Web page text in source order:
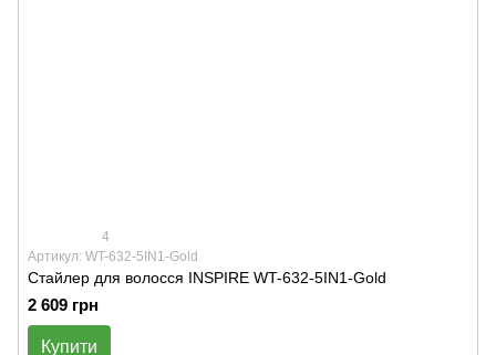
4
Артикул: WT-632-5IN1-Gold
Стайлер для волосся INSPIRE WT-632-5IN1-Gold
2 609 грн
Купити